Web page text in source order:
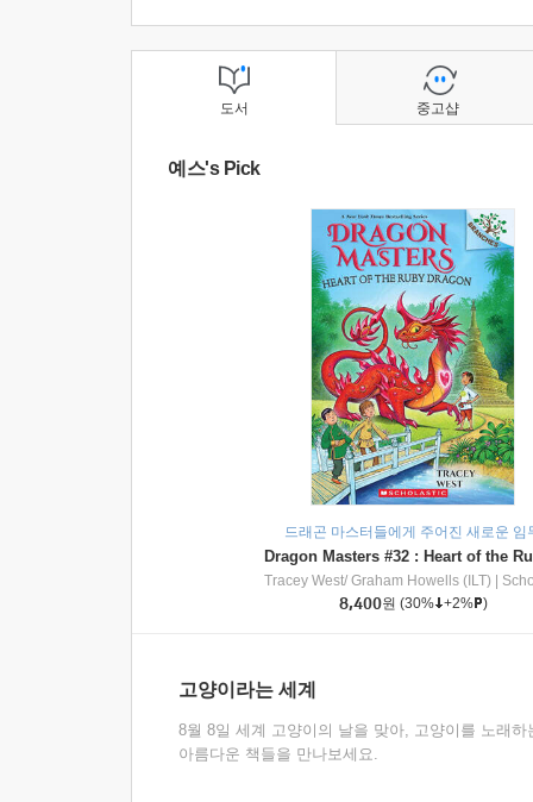
도서
예스's Pick
드래곤 마스터들에게 주어진 새로운 임
Tracey West/ Graham Howells (ILT)
8,400원 (30% +2% )
고양이라는 세계
8월 8일 세계 고양이의 날을 맞아, 고양이를 노래하
아름다운 책들을 만나보세요.
중고샵